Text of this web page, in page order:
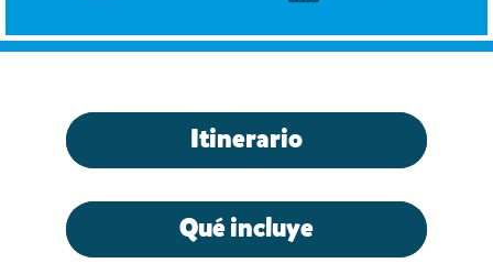
Itinerario
Qué incluye